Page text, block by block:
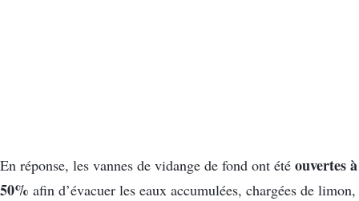
En réponse, les vannes de vidange de fond ont été ouvertes à
50% afin d’évacuer les eaux accumulées, chargées de limon,